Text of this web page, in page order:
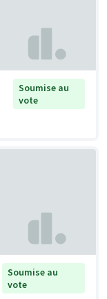
Soumise au
vote
Soumise au
vote